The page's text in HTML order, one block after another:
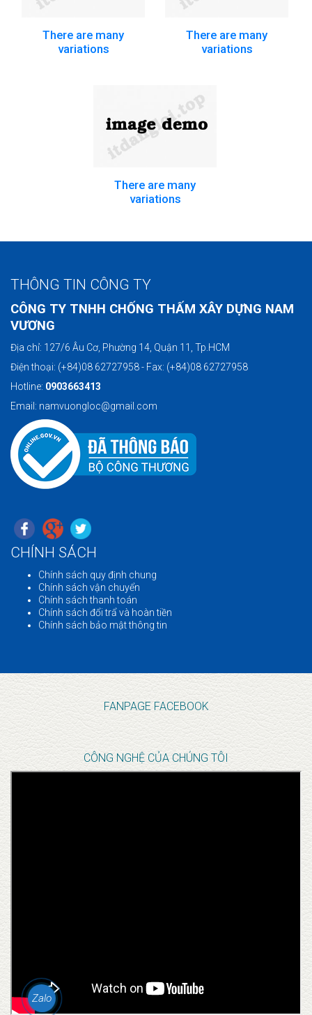
Zalo
There are many
variations
There are many
variations
There are many
variations
THÔNG TIN CÔNG TY
CÔNG TY TNHH CHỐNG THẤM XÂY DỰNG NAM
VƯƠNG
Địa chỉ: 127/6 Âu Cơ, Phường 14, Quận 11, Tp.HCM
Điện thoại: (+84)08 62727958 - Fax: (+84)08 62727958
Hotline: 0903663413
Email: namvuongloc@gmail.com
CHÍNH SÁCH
Chính sách quy định chung
Chính sách vận chuyển
Chính sách thanh toán
Chính sách đổi trẩ và hoàn tiền
Chính sách bảo mật thông tin
FANPAGE FACEBOOK
CÔNG NGHỆ CỦA CHÚNG TÔI